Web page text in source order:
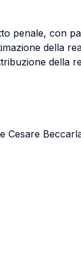
penale, con
della
della
Cesare